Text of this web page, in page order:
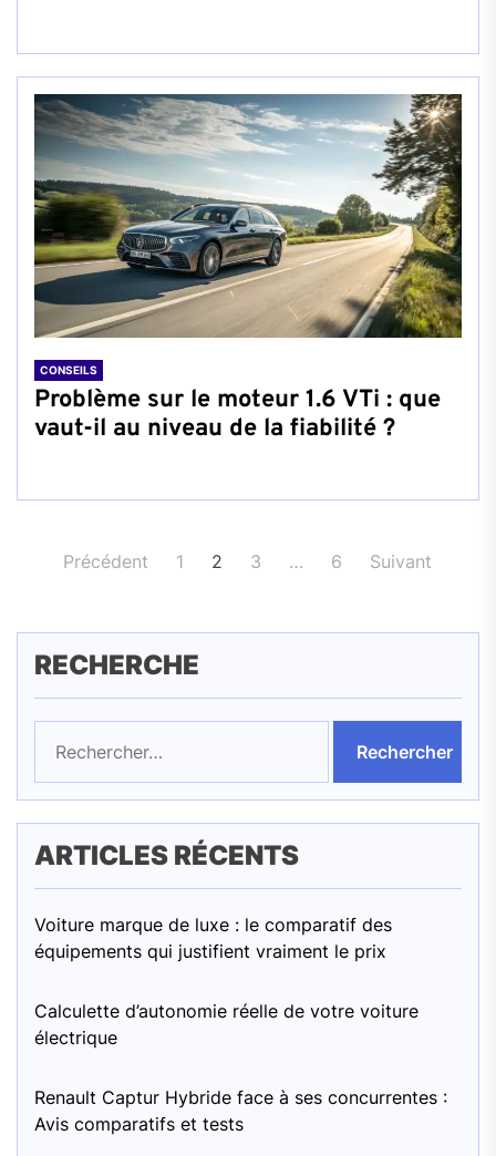
CONSEILS
Problème sur le moteur 1.6 VTi : que
vaut-il au niveau de la fiabilité ?
Pagination
publications
Précédent 1 2 3 … 6 Suivant
RECHERCHE
ARTICLES RÉCENTS
Voiture marque de luxe : le comparatif des
équipements qui justifient vraiment le prix
Calculette d’autonomie réelle de votre voiture
électrique
Renault Captur Hybride face à ses concurrentes :
Avis comparatifs et tests